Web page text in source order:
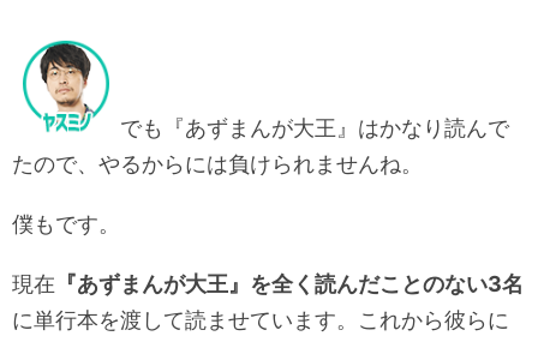
でも『あずまんが大王』はかなり読んで
たので、やるからには負けられませんね。
僕もです。
現在 『あずまんが大王』を全く読んだことのない3名
に単行本を渡して読ませています。これから彼らに